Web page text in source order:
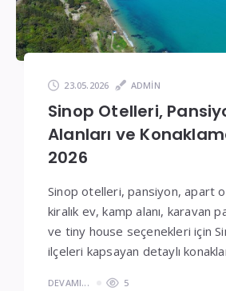
23.05.2026 ADMIN
Sinop Otelleri,
Alanları ve
2026
Sinop otelleri, pansiyon, apart
kiralık ev, kamp alanı, karavan
ve tiny house seçenekleri için
ilçeleri kapsayan detaylı
DEVAMI... 5